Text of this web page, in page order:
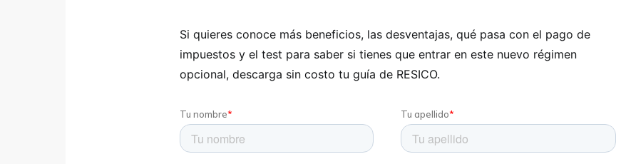
Si quieres conoce más beneficios, las desventajas, qué pasa con el pago de
impuestos y el test para saber si tienes que entrar en este nuevo régimen
opcional, descarga sin costo tu guía de RESICO.